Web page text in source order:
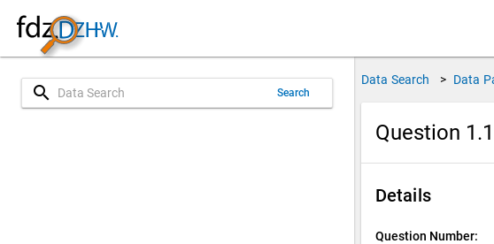
search Search
Data Search > Data
Question
Details
Question Number: